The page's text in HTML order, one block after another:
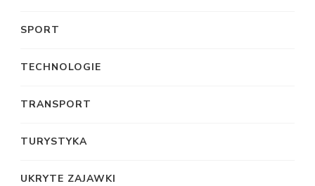
SPORT
TECHNOLOGIE
TRANSPORT
TURYSTYKA
UKRYTE ZAJAWKI